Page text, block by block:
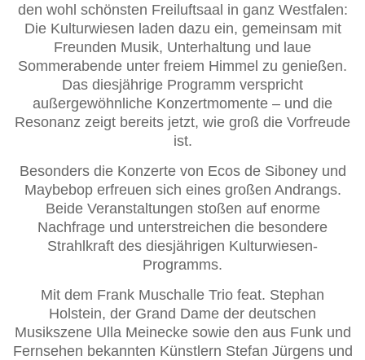
den wohl schönsten Freiluftsaal in ganz Westfalen:
Die Kulturwiesen laden dazu ein, gemeinsam mit
Freunden Musik, Unterhaltung und laue
Sommerabende unter freiem Himmel zu genießen.
Das diesjährige Programm verspricht
außergewöhnliche Konzertmomente – und die
Resonanz zeigt bereits jetzt, wie groß die Vorfreude
ist.
Besonders die Konzerte von Ecos de Siboney und
Maybebop erfreuen sich eines großen Andrangs.
Beide Veranstaltungen stoßen auf enorme
Nachfrage und unterstreichen die besondere
Strahlkraft des diesjährigen Kulturwiesen-
Programms.
Mit dem Frank Muschalle Trio feat. Stephan
Holstein, der Grand Dame der deutschen
Musikszene Ulla Meinecke sowie den aus Funk und
Fernsehen bekannten Künstlern Stefan Jürgens und